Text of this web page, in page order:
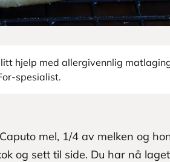
hjelp med allergivennlig
spesialist.
mel, 1/4 av melken og
og sett til side. Du har nå